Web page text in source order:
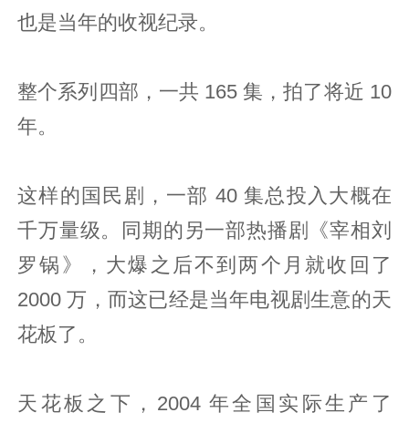
也是当年的收视纪录。
整个系列四部，一共 165 集，拍了将近 10
年。
这样的国民剧，一部 40 集总投入大概在
千万量级。同期的另一部热播剧《宰相刘
罗锅》，大爆之后不到两个月就收回了
2000 万，而这已经是当年电视剧生意的天
花板了。
天花板之下，2004 年全国实际生产了